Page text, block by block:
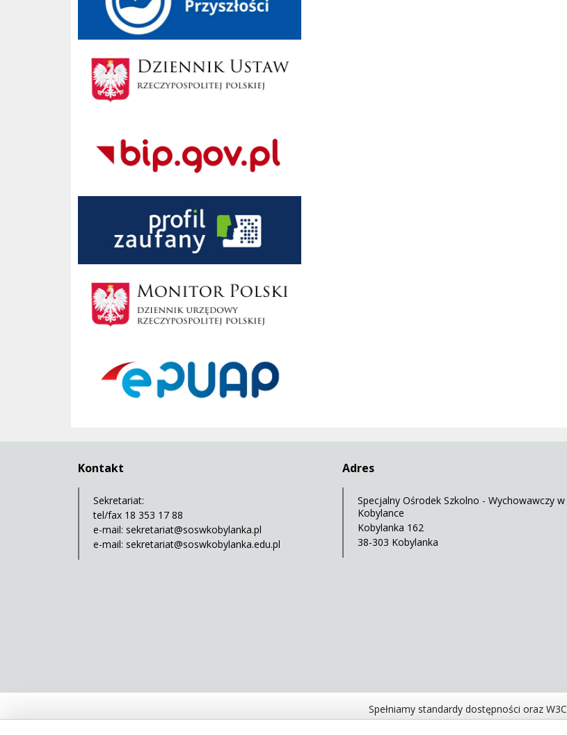
Kontakt
Sekretariat:
tel/fax 18 353 17 88
e-mail: sekretariat@soswkobylanka.pl
e-mail: sekretariat@soswkobylanka.edu.pl
Adres
Specjalny Ośrodek Szkolno - Wychowawczy w
Kobylance
Kobylanka 162
38-303 Kobylanka
Spełniamy standardy dostępności oraz W3C